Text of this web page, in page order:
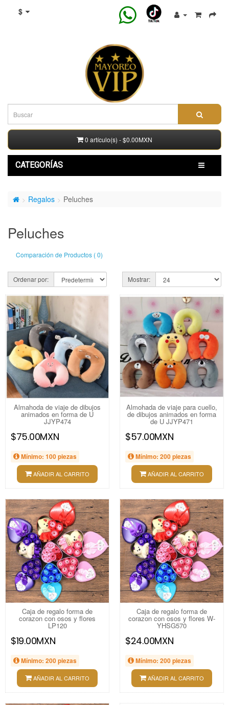
$
0 artículo(s) - $0.00MXN
CATEGORÍAS
Regalos Peluches
Peluches
Comparación de Productos ( 0)
Ordenar por: Mostrar:
Almahoda de viaje de dibujos
animados en forma de U
JJYP474
$75.00MXN
Mínimo: 100 piezas
AÑADIR AL CARRITO
Almohada de viaje para cuello,
de dibujos animados en forma
de U JJYP471
$57.00MXN
Mínimo: 200 piezas
AÑADIR AL CARRITO
Caja de regalo forma de
corazon con osos y flores
LP120
$19.00MXN
Mínimo: 200 piezas
AÑADIR AL CARRITO
Caja de regalo forma de
corazon con osos y flores W-
YHSG570
$24.00MXN
Mínimo: 200 piezas
AÑADIR AL CARRITO